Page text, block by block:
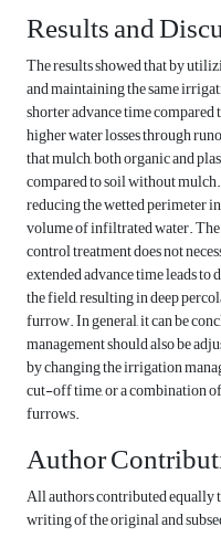
Results and
The results showed that by
and maintaining the same
shorter advance time
higher water losses through
that mulch, both organic and
compared to soil without
reducing the wetted perimeter
volume of infiltrated water.
control treatment does not
extended advance time leads
the field, resulting in deep
furrow. In general, it can be
management should also be
by changing the irrigation
cut-off time, or a combination
furrows.
Author
All authors contributed equally
writing of the original and